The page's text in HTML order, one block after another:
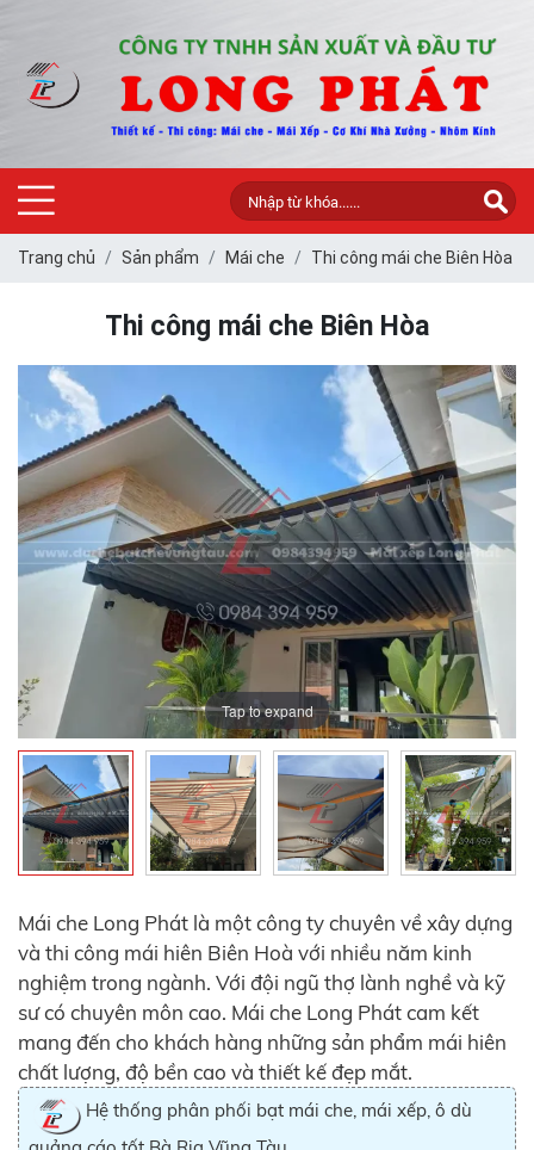
Trang chủ Sản phẩm Mái che Thi công mái che Biên Hòa
Thi công mái che Biên Hòa
Tap to expand
Tap to expand
Tap to expand
Tap to expand
Tap to expand
Mái che Long Phát là một công ty chuyên về xây dựng
và thi công mái hiên Biên Hoà với nhiều năm kinh
nghiệm trong ngành. Với đội ngũ thợ lành nghề và kỹ
sư có chuyên môn cao. Mái che Long Phát cam kết
mang đến cho khách hàng những sản phẩm mái hiên
chất lượng, độ bền cao và thiết kế đẹp mắt.
Hệ thống phân phối bạt mái che, mái xếp, ô dù